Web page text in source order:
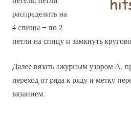
распределить на
4 спицы = по 2
петли на спицу и замкнуть
Далее вязать ажурным узором А,
переход от ряда к ряду и метку
вязанием.